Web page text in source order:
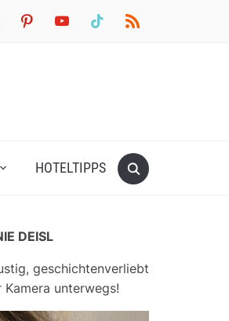
pinterestyoutube tiktok rss
HOTELTIPPS
DEISL
geschichtenverliebt
unterwegs!